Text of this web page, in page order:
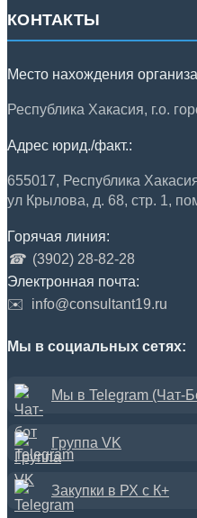
КОНТАКТЫ
Место нахождения
Республика Хакасия, г.о.
Адрес юрид./факт.:
655017, Республика
ул Крылова, д. 68, стр. 1,
Горячая линия:
☎ (3902) 28-82-28
Электронная почта:
✉️
info@consultant19.ru
Мы в социальных сетях:
Мы в Telegram (Чат-
Группа VK
Закупки в РХ с К+